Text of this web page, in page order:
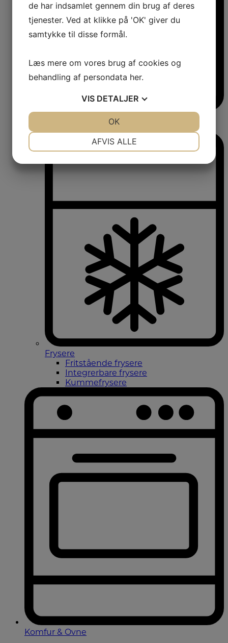
Vinkøleskabe
Frysere
Fritstående frysere
Integrerbare frysere
Kummefrysere
Komfur & Ovne
de har indsamlet gennem din brug af deres
tjenester. Ved at klikke på 'OK' giver du
samtykke til disse formål.
Læs mere om vores brug af cookies og
behandling af persondata her.
VIS DETALJER
AFVIS ALLE
OK